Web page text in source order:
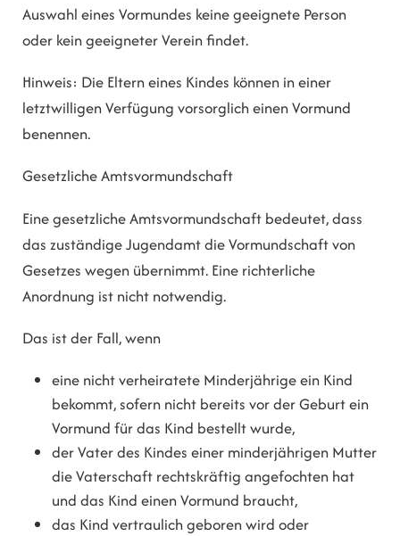
Auswahl eines Vormundes keine geeignete Person
oder kein geeigneter Verein findet.
Hinweis: Die Eltern eines Kindes können in einer
letztwilligen Verfügung vorsorglich einen Vormund
benennen.
Gesetzliche Amtsvormundschaft
Eine gesetzliche Amtsvormundschaft bedeutet, dass
das zuständige Jugendamt die Vormundschaft von
Gesetzes wegen übernimmt. Eine richterliche
Anordnung ist nicht notwendig.
Das ist der Fall, wenn
eine nicht verheiratete Minderjährige ein Kind
bekommt, sofern nicht bereits vor der Geburt ein
Vormund für das Kind bestellt wurde,
der Vater des Kindes einer minderjährigen Mutter
die Vaterschaft rechtskräftig angefochten hat
und das Kind einen Vormund braucht,
das Kind vertraulich geboren wird oder